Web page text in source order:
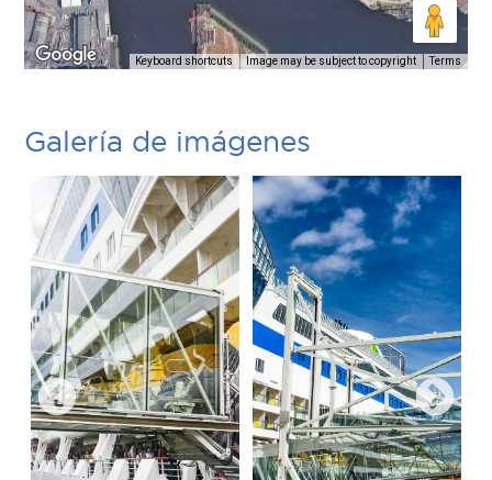
Keyboard shortcuts Image may be subject to copyright Terms
Galería de imágenes